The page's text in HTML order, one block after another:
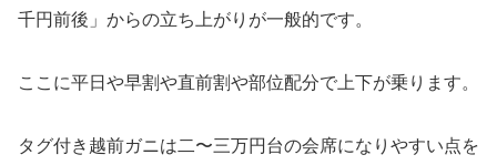
千円前後」からの立ち上がりが一般的です。
ここに平日や早割や直前割や部位配分で上下が乗ります。
タグ付き越前ガニは二〜三万円台の会席になりやすい点を